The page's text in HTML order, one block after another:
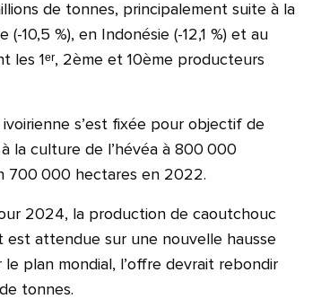
de tonnes, principalement suite à la
10,5 %), en Indonésie (-12,1 %) et au
les 1ᵉʳ, 2ème et 10ème producteurs
s’est fixée pour objectif de
la culture de l’hévéa à 800 000
700 000 hectares en 2022.
2024, la production de caoutchouc
est attendue sur une nouvelle hausse
le plan mondial, l’offre devrait rebondir
tonnes.